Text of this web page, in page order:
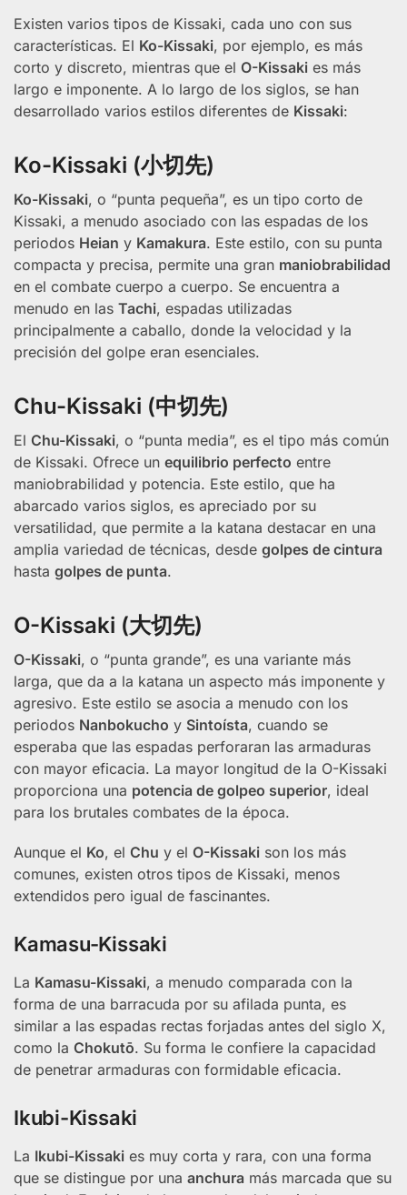
Existen varios tipos de Kissaki, cada uno con sus
características. El Ko-Kissaki, por ejemplo, es más
corto y discreto, mientras que el O-Kissaki es más
largo e imponente. A lo largo de los siglos, se han
desarrollado varios estilos diferentes de Kissaki:
Ko-Kissaki (小切先)
Ko-Kissaki, o “punta pequeña”, es un tipo corto de
Kissaki, a menudo asociado con las espadas de los
periodos Heian y Kamakura. Este estilo, con su punta
compacta y precisa, permite una gran maniobrabilidad
en el combate cuerpo a cuerpo. Se encuentra a
menudo en las Tachi, espadas utilizadas
principalmente a caballo, donde la velocidad y la
precisión del golpe eran esenciales.
Chu-Kissaki (中切先)
El Chu-Kissaki, o “punta media”, es el tipo más común
de Kissaki. Ofrece un equilibrio perfecto entre
maniobrabilidad y potencia. Este estilo, que ha
abarcado varios siglos, es apreciado por su
versatilidad, que permite a la katana destacar en una
amplia variedad de técnicas, desde golpes de cintura
hasta golpes de punta.
O-Kissaki (大切先)
O-Kissaki, o “punta grande”, es una variante más
larga, que da a la katana un aspecto más imponente y
agresivo. Este estilo se asocia a menudo con los
periodos Nanbokucho y Sintoísta, cuando se
esperaba que las espadas perforaran las armaduras
con mayor eficacia. La mayor longitud de la O-Kissaki
proporciona una potencia de golpeo superior, ideal
para los brutales combates de la época.
Aunque el Ko, el Chu y el O-Kissaki son los más
comunes, existen otros tipos de Kissaki, menos
extendidos pero igual de fascinantes.
Kamasu-Kissaki
La Kamasu-Kissaki, a menudo comparada con la
forma de una barracuda por su afilada punta, es
similar a las espadas rectas forjadas antes del siglo X,
como la Chokutō. Su forma le confiere la capacidad
de penetrar armaduras con formidable eficacia.
Ikubi-Kissaki
La Ikubi-Kissaki es muy corta y rara, con una forma
que se distingue por una anchura más marcada que su